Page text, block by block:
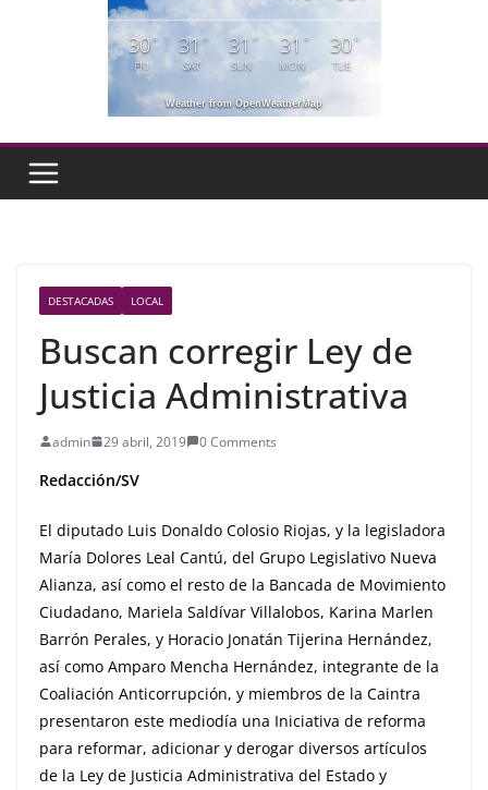
30°
FRI
31 °
SAT
31 °
SUN
31 °
MON
30°
TUE
Weather from OpenWeatherMap
DESTACADAS LOCAL
Buscan corregir Ley de
Justicia Administrativa
admin 29 abril, 2019 0 Comments
Redacción/SV
El diputado Luis Donaldo Colosio Riojas, y la legisladora
María Dolores Leal Cantú, del Grupo Legislativo Nueva
Alianza, así como el resto de la Bancada de Movimiento
Ciudadano, Mariela Saldívar Villalobos, Karina Marlen
Barrón Perales, y Horacio Jonatán Tijerina Hernández,
así como Amparo Mencha Hernández, integrante de la
Coaliación Anticorrupción, y miembros de la Caintra
presentaron este mediodía una Iniciativa de reforma
para reformar, adicionar y derogar diversos artículos
de la Ley de Justicia Administrativa del Estado y